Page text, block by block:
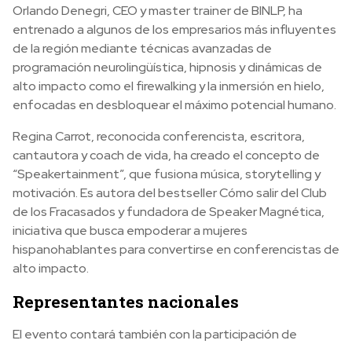
Orlando Denegri, CEO y master trainer de BINLP, ha
entrenado a algunos de los empresarios más influyentes
de la región mediante técnicas avanzadas de
programación neurolingüística, hipnosis y dinámicas de
alto impacto como el firewalking y la inmersión en hielo,
enfocadas en desbloquear el máximo potencial humano.
Regina Carrot, reconocida conferencista, escritora,
cantautora y coach de vida, ha creado el concepto de
“Speakertainment”, que fusiona música, storytelling y
motivación. Es autora del bestseller Cómo salir del Club
de los Fracasados y fundadora de Speaker Magnética,
iniciativa que busca empoderar a mujeres
hispanohablantes para convertirse en conferencistas de
alto impacto.
Representantes nacionales
El evento contará también con la participación de